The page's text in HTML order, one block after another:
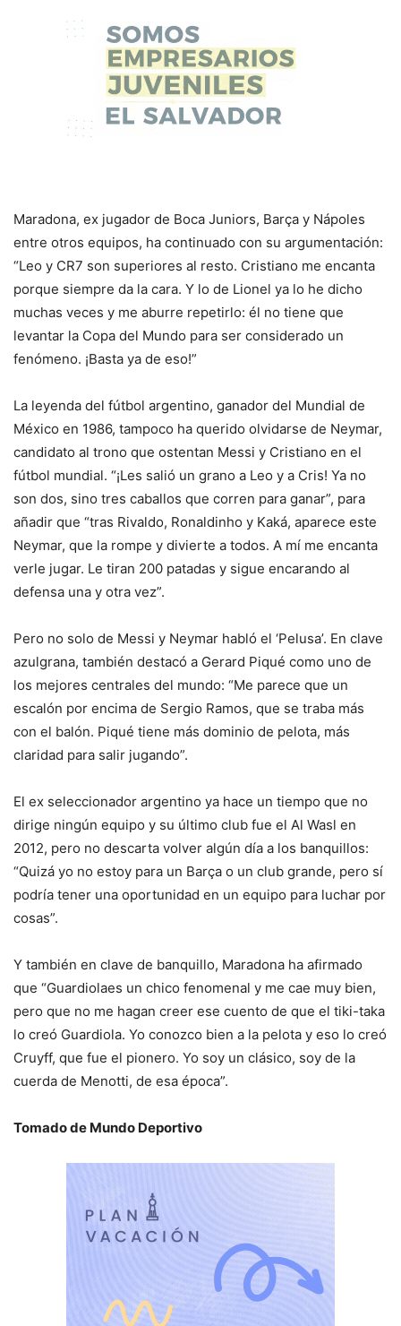
Maradona, ex jugador de Boca Juniors, Barça y Nápoles
entre otros equipos, ha continuado con su argumentación:
“Leo y CR7 son superiores al resto. Cristiano me encanta
porque siempre da la cara. Y lo de Lionel ya lo he dicho
muchas veces y me aburre repetirlo: él no tiene que
levantar la Copa del Mundo para ser considerado un
fenómeno. ¡Basta ya de eso!”
La leyenda del fútbol argentino, ganador del Mundial de
México en 1986, tampoco ha querido olvidarse de Neymar,
candidato al trono que ostentan Messi y Cristiano en el
fútbol mundial. “¡Les salió un grano a Leo y a Cris! Ya no
son dos, sino tres caballos que corren para ganar”, para
añadir que “tras Rivaldo, Ronaldinho y Kaká, aparece este
Neymar, que la rompe y divierte a todos. A mí me encanta
verle jugar. Le tiran 200 patadas y sigue encarando al
defensa una y otra vez”.
Pero no solo de Messi y Neymar habló el ‘Pelusa’. En clave
azulgrana, también destacó a Gerard Piqué como uno de
los mejores centrales del mundo: “Me parece que un
escalón por encima de Sergio Ramos, que se traba más
con el balón. Piqué tiene más dominio de pelota, más
claridad para salir jugando”.
El ex seleccionador argentino ya hace un tiempo que no
dirige ningún equipo y su último club fue el Al Wasl en
2012, pero no descarta volver algún día a los banquillos:
“Quizá yo no estoy para un Barça o un club grande, pero sí
podría tener una oportunidad en un equipo para luchar por
cosas”.
Y también en clave de banquillo, Maradona ha afirmado
que “Guardiolaes un chico fenomenal y me cae muy bien,
pero que no me hagan creer ese cuento de que el tiki-taka
lo creó Guardiola. Yo conozco bien a la pelota y eso lo creó
Cruyff, que fue el pionero. Yo soy un clásico, soy de la
cuerda de Menotti, de esa época”.
Tomado de Mundo Deportivo